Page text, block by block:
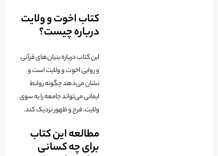
کتاب اخوت و ولایت
درباره چیست؟
این کتاب درباره بنیان‌های قرآنی
و روایی اخوت و ولایت است و
نشان می‌دهد چگونه روابط
ایمانی می‌تواند جامعه را به سوی
ولایت، فرج و ظهور نزدیک کند.
مطالعه این کتاب
برای چه کسانی